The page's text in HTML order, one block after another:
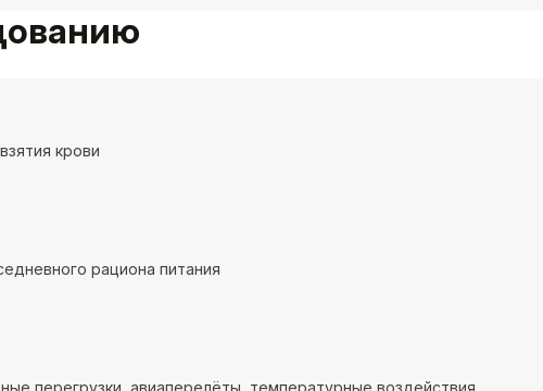
крови
рациона питания
перегрузки, авиаперелёты, температурные воздействия